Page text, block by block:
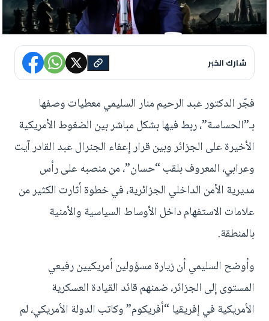
شارك الخبر
فجّر الدكتور عبد الرحيم منار السليمي معطيات وصفها
بـ”الحساسة”، ربط فيها بشكل مباشر بين الضغوط الأمريكية
الأخيرة على الجزائر وبين قرار إعفاء الجنرال عبد القادر آيت
وعرابي، المعروف بلقب “حسان”، من منصبه على رأس
مديرية الأمن الداخلي الجزائرية، في خطوة أثارت الكثير من
علامات الاستفهام داخل الأوساط السياسية والأمنية
بالمنطقة.
وأوضح السليمي أن زيارة مسؤولين أمريكيين رفيعي
المستوى إلى الجزائر، ضمنهم قائد القيادة العسكرية
الأمريكية في إفريقيا “أفريكوم” وكاتب الدولة الأمريكي، لم